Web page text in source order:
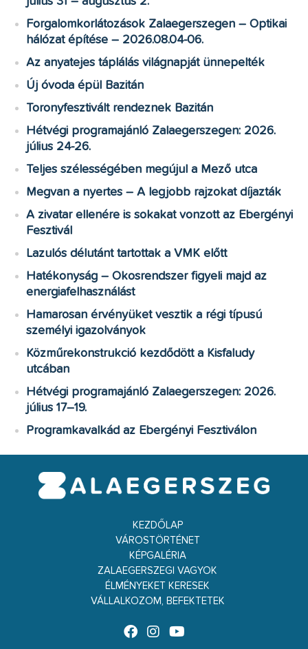
Forgalomkorlátozások Zalaegerszegen – Optikai
hálózat építése – 2026.08.04-06.
Az anyatejes táplálás világnapját ünnepelték
Új óvoda épül Bazitán
Toronyfesztivált rendeznek Bazitán
Hétvégi programajánló Zalaegerszegen: 2026.
július 24-26.
Teljes szélességében megújul a Mező utca
Megvan a nyertes – A legjobb rajzokat díjazták
A zivatar ellenére is sokakat vonzott az Ebergényi
Fesztivál
Lazulós délutánt tartottak a VMK előtt
Hatékonyság – Okosrendszer figyeli majd az
energiafelhasználást
Hamarosan érvényüket vesztik a régi típusú
személyi igazolványok
Közműrekonstrukció kezdődött a Kisfaludy
utcában
Hétvégi programajánló Zalaegerszegen: 2026.
július 17–19.
Programkavalkád az Ebergényi Fesztiválon
KEZDŐLAP
VÁROSTÖRTÉNET
KÉPGALÉRIA
ZALAEGERSZEGI VAGYOK
ÉLMÉNYEKET KERESEK
VÁLLALKOZOM, BEFEKTETEK